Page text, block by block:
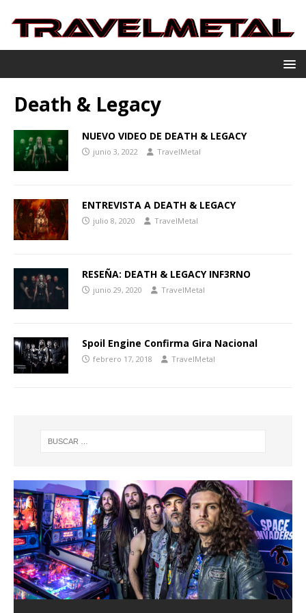
Death & Legacy
NUEVO VIDEO DE DEATH & LEGACY
junio 3, 2022 TravelMetal
ENTREVISTA A DEATH & LEGACY
julio 8, 2020 TravelMetal
RESEÑA: DEATH & LEGACY INF3RNO
junio 29, 2020 TravelMetal
Spoil Engine Confirma Gira Nacional
febrero 17, 2018 TravelMetal